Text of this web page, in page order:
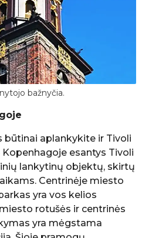
bažnyčia.
būtinai aplankykite ir Tivoli
esantys Tivoli
lankytinų objektų, skirtų
Centrinėje miesto
yra vos kelios
rotušės ir centrinės
yra mėgstama